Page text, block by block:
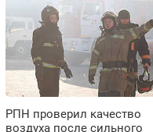
РПН проверил качество
воздуха после сильного